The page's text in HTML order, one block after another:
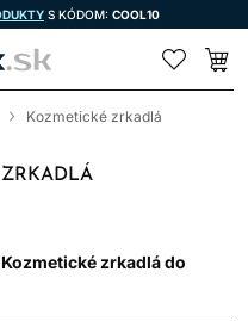
S KÓDOM: COOL10
Kozmetické zrkadlá
Kozmetické zrkadlá do